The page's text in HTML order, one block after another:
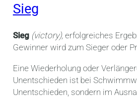
Sieg
Sieg (victory), erfolgreiches
Gewinner wird zum Sieger oder
Eine Wiederholung oder
Unentschieden ist bei
Unentschieden, sondern im